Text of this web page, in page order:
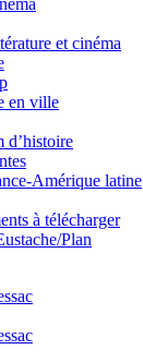
et cinéma
en ville
d’histoire
Amérique latine
à télécharger
Plan